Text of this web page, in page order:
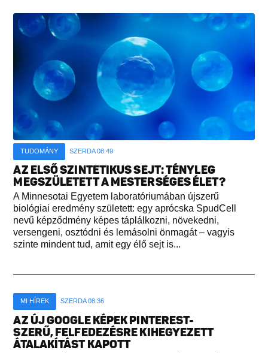
TUDOMÁNY SZERDA 08:49
AZ ELSŐ SZINTETIKUS SEJT: TÉNYLEG
MEGSZÜLETETT A MESTERSÉGES ÉLET?
A Minnesotai Egyetem laboratóriumában újszerű
biológiai eredmény született: egy aprócska SpudCell
nevű képződmény képes táplálkozni, növekedni,
versengeni, osztódni és lemásolni önmagát – vagyis
szinte mindent tud, amit egy élő sejt is...
MI HÍREK SZERDA 08:36
AZ ÚJ GOOGLE KÉPEK PINTEREST-
SZERŰ, FELFEDEZÉSRE KIHEGYEZETT
ÁTALAKÍTÁST KAPOTT